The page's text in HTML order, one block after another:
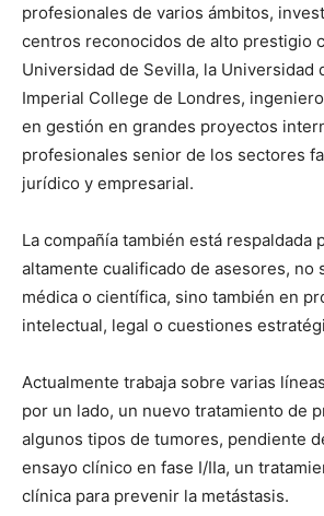
profesionales de varios ámbitos,
centros reconocidos de alto prestigio
Universidad de Sevilla, la Universidad
Imperial College de Londres,
en gestión en grandes proyectos
profesionales senior de los sectores
jurídico y empresarial.
La compañía también está respaldada
altamente cualificado de asesores, no
médica o científica, sino también en
intelectual, legal o cuestiones
Actualmente trabaja sobre varias
por un lado, un nuevo tratamiento de
algunos tipos de tumores, pendiente
ensayo clínico en fase I/IIa, un
clínica para prevenir la metástasis.